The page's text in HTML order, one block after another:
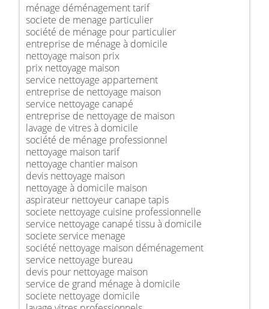
ménage déménagement tarif
societe de menage particulier
société de ménage pour particulier
entreprise de ménage à domicile
nettoyage maison prix
prix nettoyage maison
service nettoyage appartement
entreprise de nettoyage maison
service nettoyage canapé
entreprise de nettoyage de maison
lavage de vitres à domicile
société de ménage professionnel
nettoyage maison tarif
nettoyage chantier maison
devis nettoyage maison
nettoyage à domicile maison
aspirateur nettoyeur canape tapis
societe nettoyage cuisine professionnelle
service nettoyage canapé tissu à domicile
societe service menage
société nettoyage maison déménagement
service nettoyage bureau
devis pour nettoyage maison
service de grand ménage à domicile
societe nettoyage domicile